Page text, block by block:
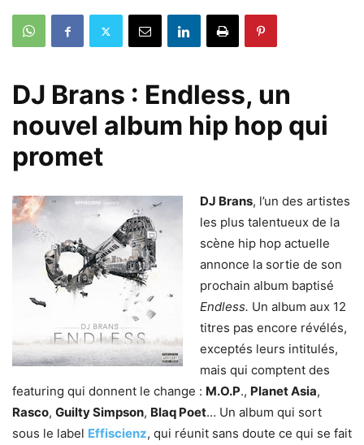
DJ Brans : Endless, un
nouvel album hip hop qui
promet
DJ Brans, l’un des artistes
les plus talentueux de la
scène hip hop actuelle
annonce la sortie de son
prochain album baptisé
Endless. Un album aux 12
titres pas encore révélés,
exceptés leurs intitulés,
mais qui comptent des
featuring qui donnent le change : M.O.P., Planet Asia,
Rasco, Guilty Simpson, Blaq Poet… Un album qui sort
sous le label Effiscienz, qui réunit sans doute ce qui se fait